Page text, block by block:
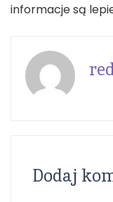
informacje są
Dodaj